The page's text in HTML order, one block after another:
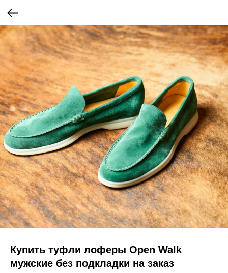
Купить туфли лоферы Open Walk
мужские без подкладки на заказ